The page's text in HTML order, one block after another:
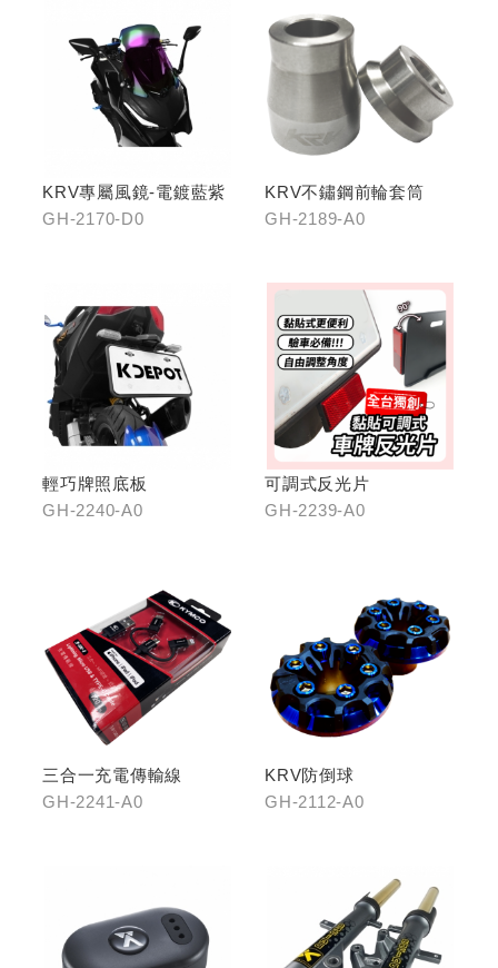
KRV專屬風鏡-電鍍藍紫
GH-2170-D0
KRV不鏽鋼前輪套筒
GH-2189-A0
輕巧牌照底板
GH-2240-A0
可調式反光片
GH-2239-A0
三合一充電傳輸線
GH-2241-A0
KRV防倒球
GH-2112-A0